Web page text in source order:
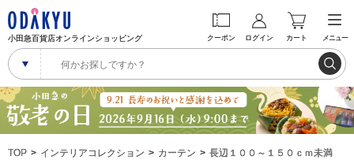
小田急百貨店オンラインショッピング クーポン ログイン カート メニュー
TOP インテリアコレクション カーテン
長辺１００～１５０ｃｍ未満